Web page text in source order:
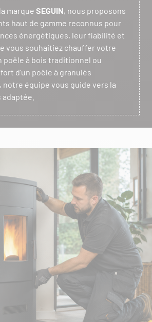
marque SEGUIN, nous proposons
haut de gamme reconnus pour
énergétiques, leur fiabilité et
vous souhaitiez chauffer votre
poêle à bois traditionnel ou
d’un poêle à granulés
notre équipe vous guide vers la